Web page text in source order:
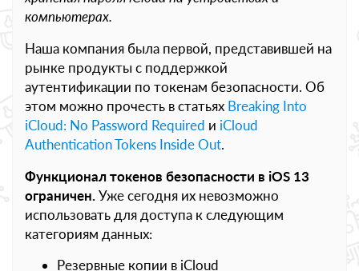
компьютерах.
Наша компания была первой, представившей на
рынке продукты с поддержкой
аутентификации по токенам безопасности. Об
этом можно прочесть в статьях Breaking Into
iCloud: No Password Required и iCloud
Authentication Tokens Inside Out.
Функционал токенов безопасности в iOS 13
ограничен.Уже сегодня их невозможно
использовать для доступа к следующим
категориям данных:
Резервные копии в iCloud